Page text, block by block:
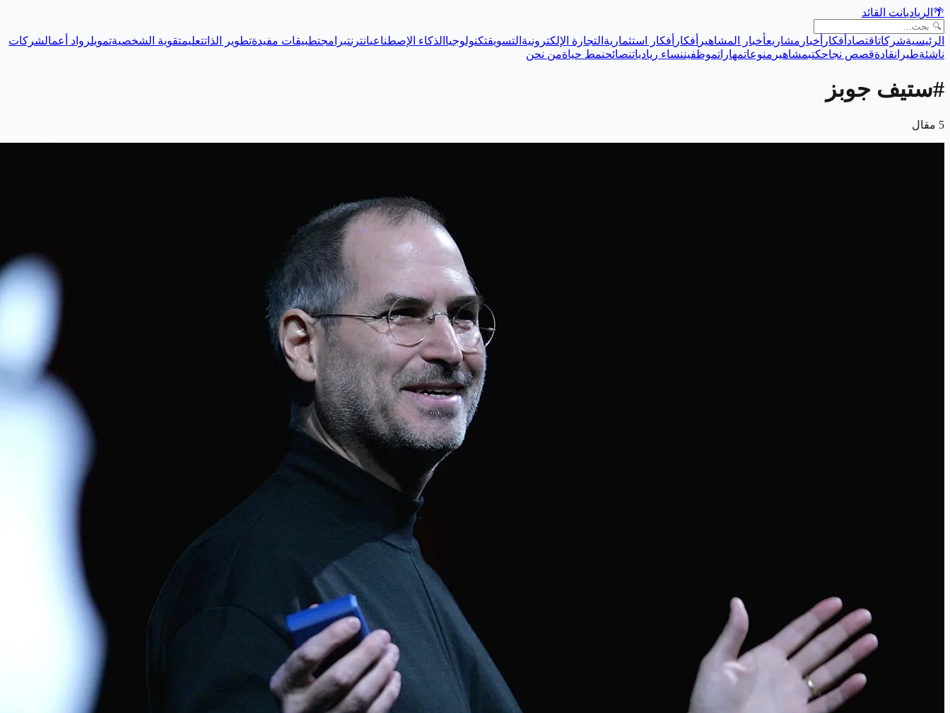
🌴 الرياديانت القائد
الرئيسيةشركاتاقتصاد أفكار أخبار مشاريعأخبار المشاهير أفكار أفكار استثمارية التجارة الإلكترونية التسويقتكنولوجيا الذكاء الإصطناعيانترنتبرامجتطبيقات مفيدةتطوير الذاتتعليمتقوية الشخصيةتمويلرواد أعمالشركات
ناشئةطيرانقادةقصص نجاحكتبمشاهير منوعاتمهاراتموظفيننساء ريادياتنصائحنمط حياةمن نحن
#ستيف جوبز
5 مقال